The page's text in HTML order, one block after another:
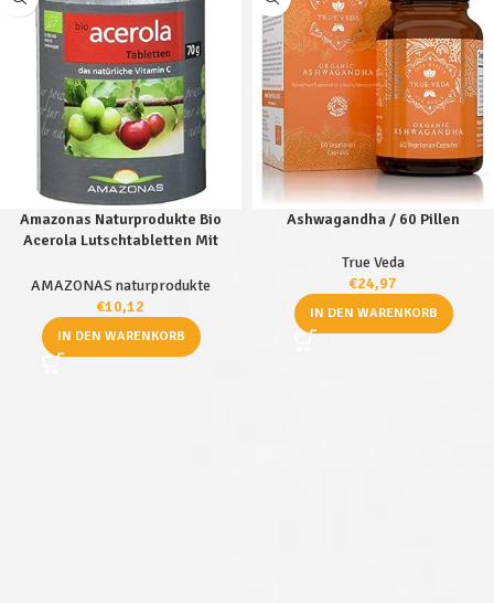
Amazonas Naturprodukte Bio
Acerola Lutschtabletten Mit
AMAZONAS naturprodukte
€10,12
IN DEN WARENKORB
Ashwagandha / 60 Pillen
True Veda
€24,97
IN DEN WARENKORB